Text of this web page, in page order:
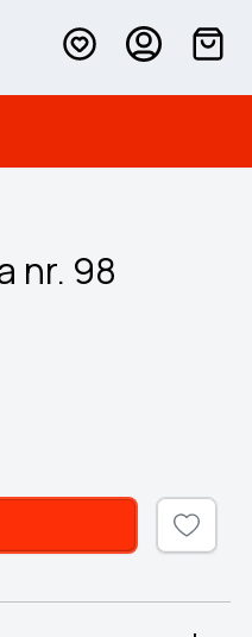
nr. 98